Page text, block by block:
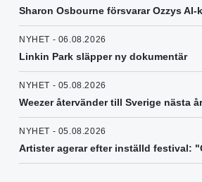
Sharon Osbourne försvarar Ozzys AI-
NYHET - 06.08.2026
Linkin Park släpper ny dokumentär
NYHET - 05.08.2026
Weezer återvänder till Sverige nästa år
NYHET - 05.08.2026
Artister agerar efter inställd festival: